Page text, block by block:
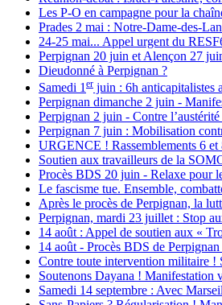
Les P-O en campagne pour la
Prades 2 mai : Notre-Dame-des-
24-25 mai... Appel urgent du
Perpignan 20 juin et Alençon 27
Dieudonné à Perpignan ?
Samedi 1 er juin : 6h anticapitalistes
Perpignan dimanche 2 juin -
Perpignan 2 juin - Contre
Perpignan 7 juin : Mobilisation
URGENCE ! Rassemblements 6 et
Soutien aux travailleurs de la
Procès BDS 20 juin - Relaxe pour
Le fascisme tue. Ensemble,
Après le procès de Perpignan, la
Perpignan, mardi 23 juillet : Stop
14 août : Appel de soutien aux «
14 août - Procès BDS de
Contre toute intervention militaire !
Soutenons Dayana ! Manifestation
Samedi 14 septembre : Avec